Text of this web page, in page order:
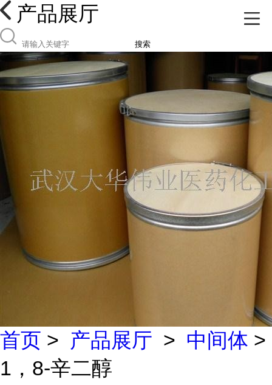
产品展厅
搜索
首页 > 产品展厅 > 中间体 >
1，8-辛二醇